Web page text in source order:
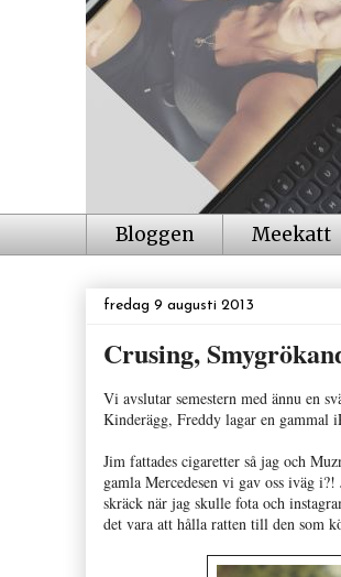
Bloggen Meekatt
fredag 9 augusti 2013
Crusing,
Vi avslutar semestern med ännu en
Kinderägg, Freddy lagar en gammal
Jim fattades cigaretter så jag och
gamla Mercedesen vi gav oss iväg
skräck när jag skulle fota och
det vara att hålla ratten till den som